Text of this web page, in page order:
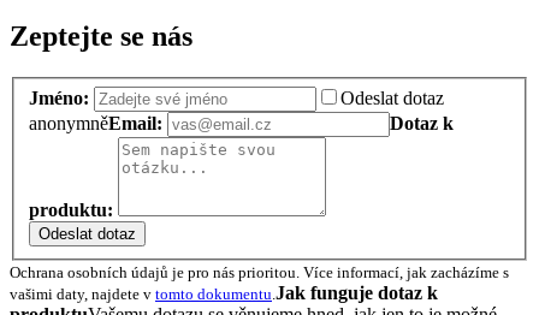
Zeptejte se nás
Jméno:
Odeslat dotaz
anonymněEmail: Dotaz k
produktu:
Odeslat dotaz
Ochrana osobních údajů je pro nás prioritou. Více informací, jak zacházíme s
vašimi daty, najdete v tomto dokumentu.Jak funguje dotaz k